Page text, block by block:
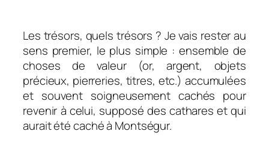
Les trésors, quels trésors ? Je vais rester au
sens premier, le plus simple : ensemble de
choses de valeur (or, argent, objets
précieux, pierreries, titres, etc.) accumulées
et souvent soigneusement cachés pour
revenir à celui, supposé des cathares et qui
aurait été caché à Montségur.